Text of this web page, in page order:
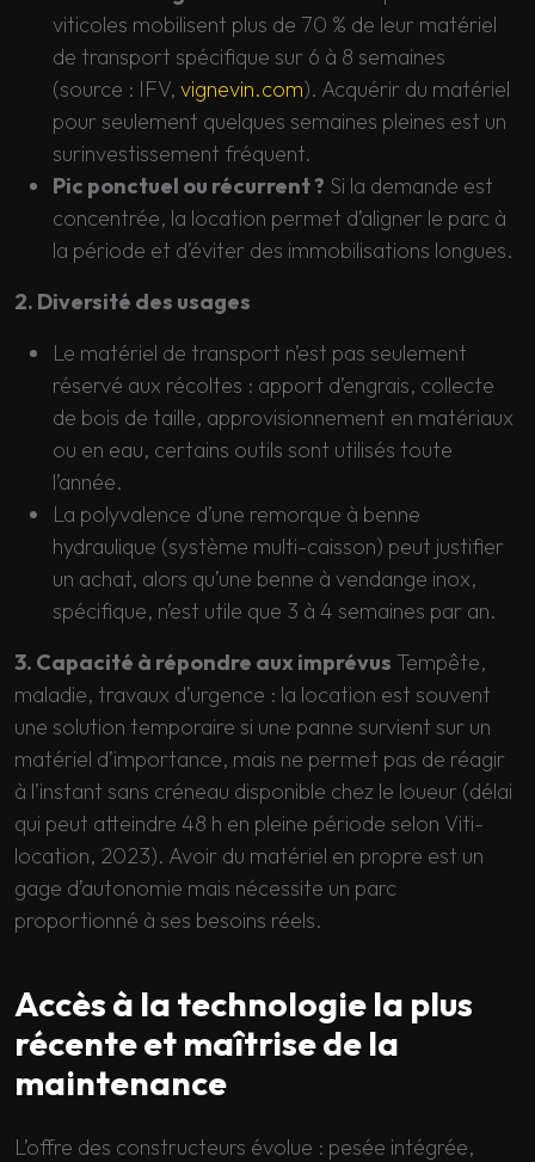
viticoles mobilisent plus de 70 % de leur matériel
de transport spécifique sur 6 à 8 semaines
(source : IFV, vignevin.com). Acquérir du matériel
pour seulement quelques semaines pleines est un
surinvestissement fréquent.
Pic ponctuel ou récurrent ? Si la demande est
concentrée, la location permet d’aligner le parc à
la période et d’éviter des immobilisations longues.
2. Diversité des usages
Le matériel de transport n’est pas seulement
réservé aux récoltes : apport d’engrais, collecte
de bois de taille, approvisionnement en matériaux
ou en eau, certains outils sont utilisés toute
l’année.
La polyvalence d’une remorque à benne
hydraulique (système multi-caisson) peut justifier
un achat, alors qu’une benne à vendange inox,
spécifique, n’est utile que 3 à 4 semaines par an.
3. Capacité à répondre aux imprévus Tempête,
maladie, travaux d’urgence : la location est souvent
une solution temporaire si une panne survient sur un
matériel d’importance, mais ne permet pas de réagir
à l’instant sans créneau disponible chez le loueur (délai
qui peut atteindre 48 h en pleine période selon Viti-
location, 2023). Avoir du matériel en propre est un
gage d’autonomie mais nécessite un parc
proportionné à ses besoins réels.
Accès à la technologie la plus
récente et maîtrise de la
maintenance
L’offre des constructeurs évolue : pesée intégrée,